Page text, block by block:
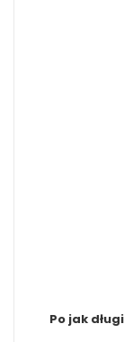
Po jak